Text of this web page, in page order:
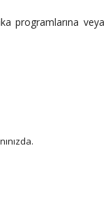
programlarına veya